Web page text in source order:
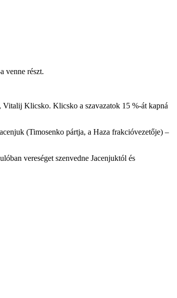
venne részt.
Vitalij Klicsko. Klicsko a szavazatok 15 %-át kapná
(Timosenko pártja, a Haza frakcióvezetője) –
vereséget szenvedne Jacenjuktól és